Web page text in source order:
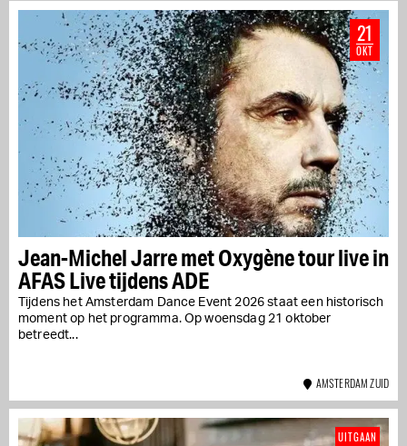
Jean-Michel Jarre met Oxygène tour live in
AFAS Live tijdens ADE
Tijdens het Amsterdam Dance Event 2026 staat een historisch
moment op het programma. Op woensdag 21 oktober
betreedt...
21
OKT
AMSTERDAM ZUID
UITGAAN